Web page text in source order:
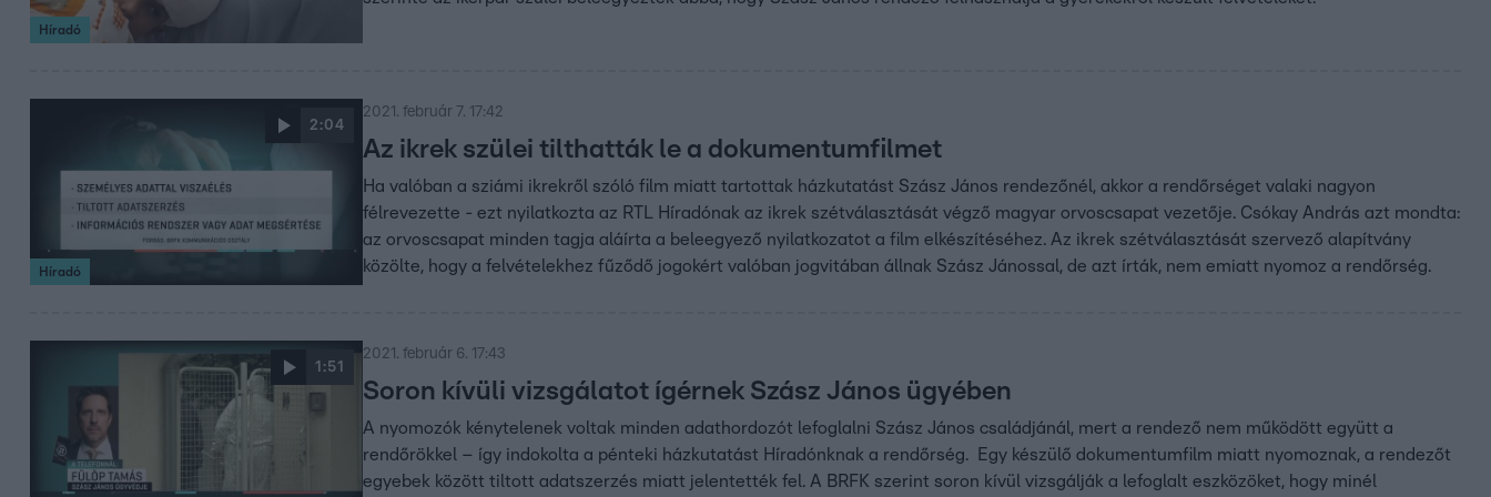
Híradó
2:04
Híradó
2021. február 7. 17:42
Az ikrek szülei tilthatták le a dokumentumfilmet
Ha valóban a sziámi ikrekről szóló film miatt tartottak házkutatást Szász János rendezőnél, akkor a rendőrséget valaki nagyon
félrevezette - ezt nyilatkozta az RTL Híradónak az ikrek szétválasztását végző magyar orvoscsapat vezetője. Csókay András azt mondta:
az orvoscsapat minden tagja aláírta a beleegyező nyilatkozatot a film elkészítéséhez. Az ikrek szétválasztását szervező alapítvány
közölte, hogy a felvételekhez fűződő jogokért valóban jogvitában állnak Szász Jánossal, de azt írták, nem emiatt nyomoz a rendőrség.
1:51
2021. február 6. 17:43
Soron kívüli vizsgálatot ígérnek Szász János ügyében
A nyomozók kénytelenek voltak minden adathordozót lefoglalni Szász János családjánál, mert a rendező nem működött együtt a
rendőrökkel – így indokolta a pénteki házkutatást Híradónknak a rendőrség. Egy készülő dokumentumfilm miatt nyomoznak, a rendezőt
egyebek között tiltott adatszerzés miatt jelentették fel. A BRFK szerint soron kívül vizsgálják a lefoglalt eszközöket, hogy minél